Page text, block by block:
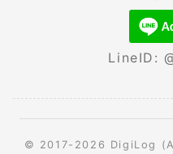
LineID:
© 2017-2026 DigiLog